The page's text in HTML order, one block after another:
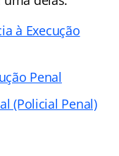
à Execução
Penal
(Policial Penal)